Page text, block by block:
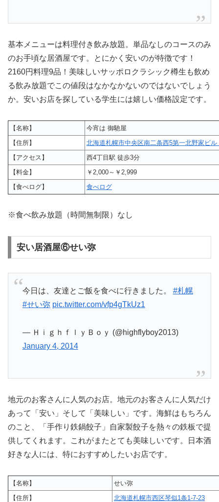
基本メニューは料理付き飲み放題。単品なしのコースのみ
のお手頃な居酒屋です。とにかく安いのが特徴です！
2160円料理9品！美味しいサッポロクラシック樽生も飲め
る飲み放題でこの値段はなかなかないのではないでしょう
か。安いお店を探している学生には嬉しい価格設定です。
【名称】
今宵は 御馳屋
【住所】
北海道札幌市中央区南二条西5第一北野家ビル
【アクセス】
西4丁目駅 徒歩3分
【料金】
￥2,000～￥2,999
【食べログ】
食べログ
※食べ飲み放題（時間無制限）なし
安い居酒屋⑥せい弥
今日は、友達とご飯を食べに行きました。 #札幌
#せい弥 pic.twitter.com/vfp4gTkUz1
— ＨｉｇｈｆｌｙＢｏｙ (@highflyboy2013)
January 4, 2014
地元のお客さんに人気のお店。地元のお客さんに人気だけ
あって「安い」そして「美味しい」です。海鮮はもちろん
のこと、「手作り鉄鍋餃子」自家製餃子を熱々の鉄板で提
供してくれます。これがまたとても美味しいです。日本酒
好きな人には、特におすすめしたいお店です。
【名称】
せい弥
【住所】
北海道札幌市西区琴似1条1-7-23